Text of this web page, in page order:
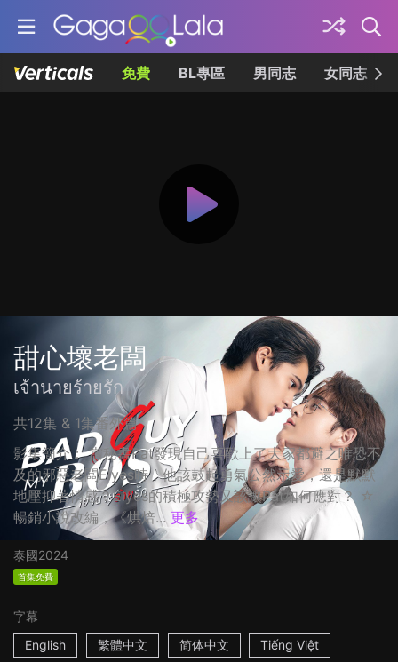
免費 BL專區 男同志 女同志
甜心壞老闆
เจ้านายร้ายรัก
共12集 & 1集番外篇
影集簡介： 當秘書Pat發現自己喜歡上了大家都避之唯恐不
及的邪惡老闆Elyes時，他該鼓起勇氣公然示愛，還是默默
地壓抑著情感？Elyes的積極攻勢又該讓Pat如何應對？ ☆
暢銷小說改編，《烘焙... 更多
泰國2024
首集免費
字幕
English
繁體中文 简体中文 Tiếng Việt